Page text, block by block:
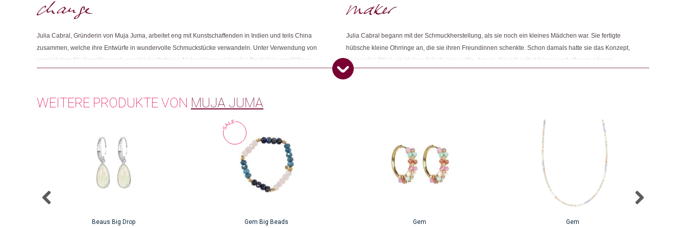
Julia Cabral, Gründerin von Muja Juma, arbeitet eng mit Kunstschaffenden in Indien und teils China
zusammen, welche ihre Entwürfe in wundervolle Schmuckstücke verwandeln. Unter Verwendung von
vergoldetem Sterlingsilber und verschiedenfarbigen Natursteinen wird jedes Produkt in sorgfältiger
Julia Cabral begann mit der Schmuckherstellung, als sie noch ein kleines Mädchen war. Sie fertigte
hübsche kleine Ohrringe an, die sie ihren Freundinnen schenkte. Schon damals hatte sie das Konzept,
dass jedes Stück ein kleiner Schatz sein sollte, den sie für sich selbst hegen und pflegen oder an
jemand Besonderen verschenken sollte. Für jedes Produkt, das sie kreiert, behält Julia dieses Konzept
WEITERE PRODUKTE VON MUJA JUMA
Beaus Big Drop Gem Big Beads Gem Gem